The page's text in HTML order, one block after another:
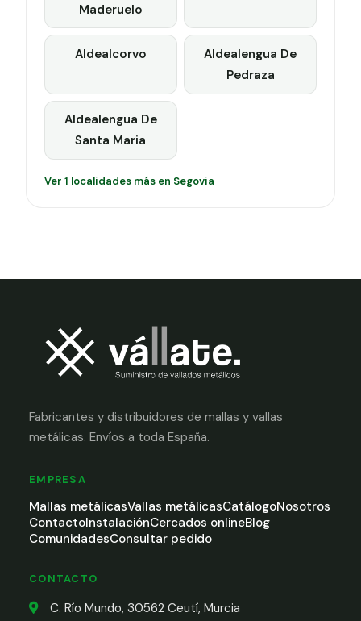
Maderuelo
Aldealcorvo
Aldealengua De
Pedraza
Aldealengua De
Santa Maria
Ver 1 localidades más en Segovia
Fabricantes y distribuidores de mallas y vallas
metálicas. Envíos a toda España.
EMPRESA
Mallas metálicasVallas metálicasCatálogoNosotros
ContactoInstalaciónCercados onlineBlog
ComunidadesConsultar pedido
CONTACTO
C. Río Mundo, 30562 Ceutí, Murcia